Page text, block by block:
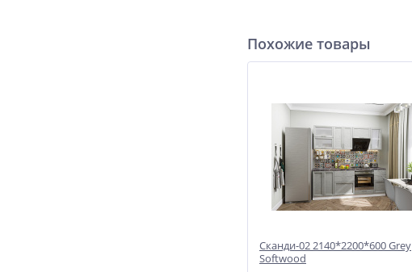
Похожие товары
Сканди-02 2140*2200*600 Grey
Softwood